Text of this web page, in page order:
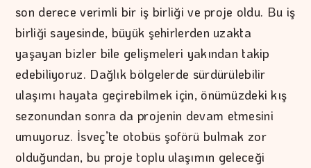
son derece verimli bir iş birliği ve proje oldu. Bu iş
birliği sayesinde, büyük şehirlerden uzakta
yaşayan bizler bile gelişmeleri yakından takip
edebiliyoruz. Dağlık bölgelerde sürdürülebilir
ulaşımı hayata geçirebilmek için, önümüzdeki kış
sezonundan sonra da projenin devam etmesini
umuyoruz. İsveç’te otobüs şoförü bulmak zor
olduğundan, bu proje toplu ulaşımın geleceği